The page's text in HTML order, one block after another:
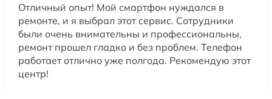
Отличный опыт! Мой смартфон нуждался в
ремонте, и я выбрал этот сервис. Сотрудники
были очень внимательны и профессиональны,
ремонт прошел гладко и без проблем. Телефон
работает отлично уже полгода. Рекомендую этот
центр!